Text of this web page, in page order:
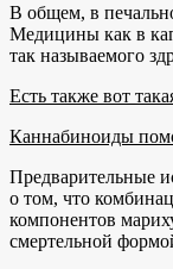
В общем, в
Медицины как в
так называемого
Есть также вот
Каннабиноиды
Предварительные
о том, что
компонентов
смертельной